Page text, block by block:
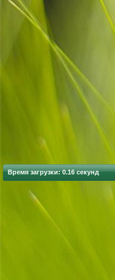
Время загрузки: 0.16 секунд